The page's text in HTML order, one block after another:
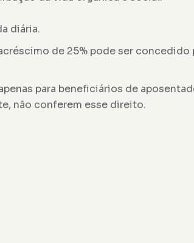
diária.
de 25% pode ser
para beneficiários de
não conferem esse direito.